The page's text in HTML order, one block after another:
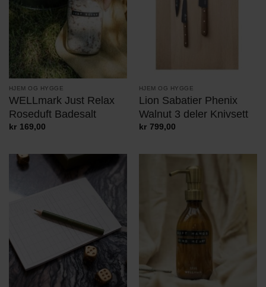
HJEM OG HYGGE
WELLmark Just Relax
Roseduft Badesalt
kr 169,00
HJEM OG HYGGE
Lion Sabatier Phenix
Walnut 3 deler Knivsett
kr 799,00